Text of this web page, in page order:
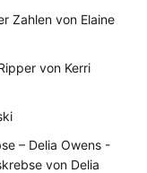
Zahlen von Elaine
von Kerri
– Delia Owens -
von Delia